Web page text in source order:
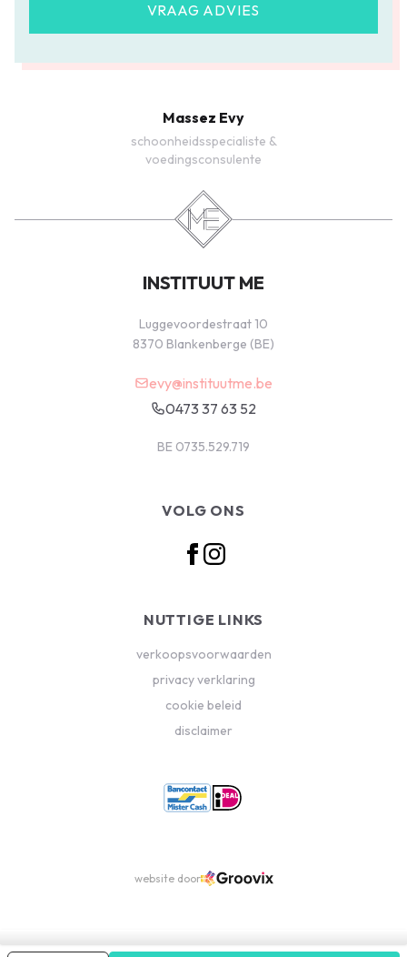
VRAAG ADVIES
Massez Evy
schoonheidsspecialiste &
voedingsconsulente
INSTITUUT ME
Luggevoordestraat 10
8370 Blankenberge (BE)
evy@instituutme.be
0473 37 63 52
BE 0735.529.719
VOLG ONS
NUTTIGE LINKS
verkoopsvoorwaarden
privacy verklaring
cookie beleid
disclaimer
website door